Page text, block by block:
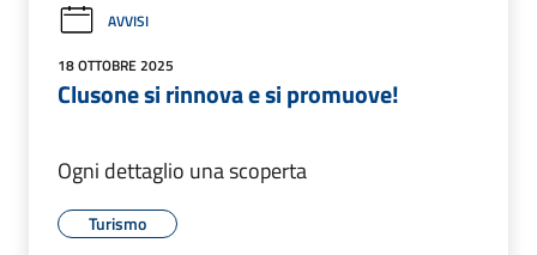
AVVISI
18 OTTOBRE 2025
Clusone si rinnova e si promuove!
Ogni dettaglio una scoperta
Turismo